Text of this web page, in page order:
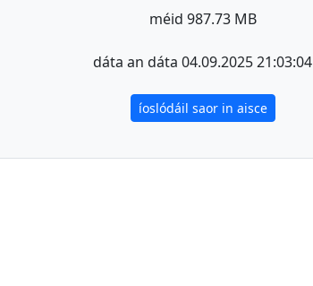
méid 987.73 MB
dáta an dáta 04.09.2025 21:03:04
íoslódáil saor in aisce